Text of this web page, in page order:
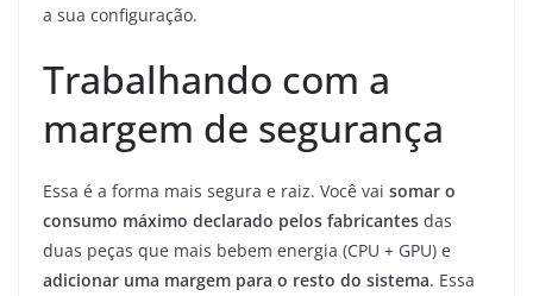
a sua configuração.
Trabalhando com a
margem de segurança
Essa é a forma mais segura e raiz. Você vai somar o
consumo máximo declarado pelos fabricantes das
duas peças que mais bebem energia (CPU + GPU) e
adicionar uma margem para o resto do sistema. Essa